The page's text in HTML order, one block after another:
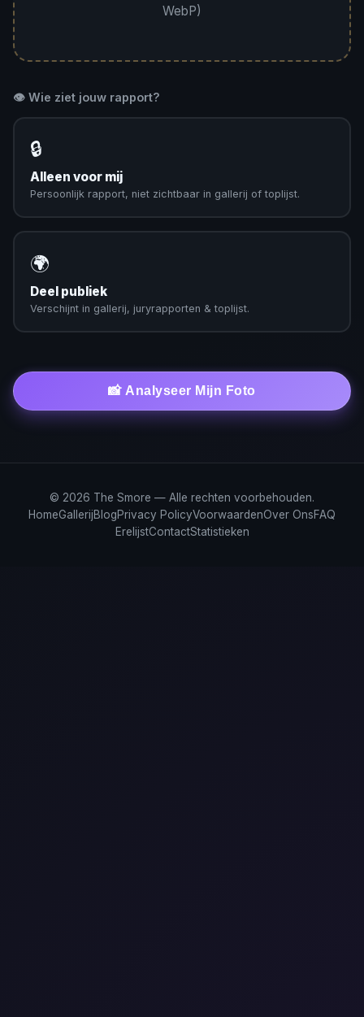
WebP)
👁️ Wie ziet jouw rapport?
🔒
Alleen voor mij
Persoonlijk rapport, niet zichtbaar in gallerij of toplijst.
🌍
Deel publiek
Verschijnt in gallerij, juryrapporten & toplijst.
📸 Analyseer Mijn Foto
© 2026 The Smore — Alle rechten voorbehouden.
HomeGallerijBlogPrivacy PolicyVoorwaardenOver OnsFAQ
ErelijstContactStatistieken